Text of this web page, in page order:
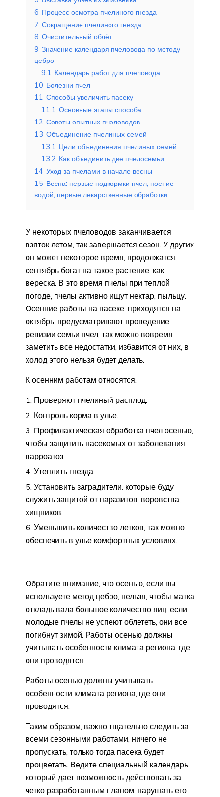
6 Процесс осмотра пчелиного гнезда
7 Сокращение пчелиного гнезда
8 Очистительный облёт
9 Значение календаря пчеловода по методу
цебро
9.1 Календарь работ для пчеловода
10 Болезни пчел
11 Способы увеличить пасеку
11.1 Основные этапы способа
12 Советы опытных пчеловодов
13 Объединение пчелиных семей
13.1 Цели объединения пчелиных семей
13.2 Как объединить две пчелосемьи
14 Уход за пчелами в начале весны
15 Весна: первые подкормки пчел, поение
водой, первые лекарственные обработки
У некоторых пчеловодов заканчивается
взяток летом, так завершается сезон. У других
он может некоторое время, продолжатся,
сентябрь богат на такое растение, как
вереска. В это время пчелы при теплой
погоде, пчелы активно ищут нектар, пыльцу.
Осенние работы на пасеке, приходятся на
октябрь, предусматривают проведение
ревизии семьи пчел, так можно вовремя
заметить все недостатки, избавится от них, в
холод этого нельзя будет делать.
К осенним работам относятся:
Проверяют пчелиный расплод.
Контроль корма в улье.
Профилактическая обработка пчел осенью,
чтобы защитить насекомых от заболевания
варроатоз.
Утеплить гнезда.
Установить заградители, которые буду
служить защитой от паразитов, воровства,
хищников.
Уменьшить количество летков, так можно
обеспечить в улье комфортных условиях.
Обратите внимание, что осенью, если вы
используете метод цебро, нельзя, чтобы матка
откладывала большое количество яиц, если
молодые пчелы не успеют облететь, они все
погибнут зимой. Работы осенью должны
учитывать особенности климата региона, где
они проводятся
Работы осенью должны учитывать
особенности климата региона, где они
проводятся.
Таким образом, важно тщательно следить за
всеми сезонными работами, ничего не
пропускать, только тогда пасека будет
процветать. Ведите специальный календарь,
который дает возможность действовать за
четко разработанным планом, нарушать его